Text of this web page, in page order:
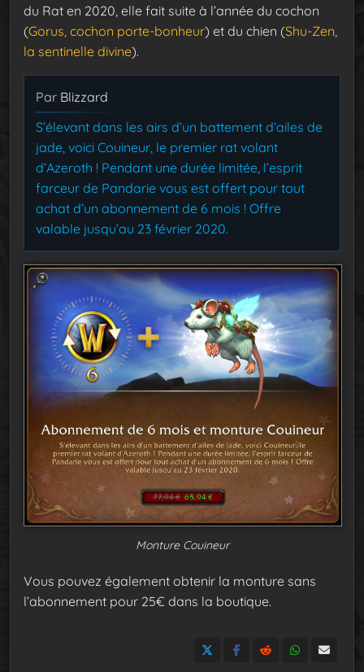
du Rat en 2020, elle fait suite à l’année du cochon
(Gorus, cochon porte-bonheur) et du chien (Shu-Zen,
la sentinelle divine).
Par Blizzard
S’élevant dans les airs d’un battement d’ailes de
jade, voici Couineur, le premier rat volant
d’Azeroth ! Pendant une durée limitée, l’esprit
farceur de Pandarie vous est offert pour tout
achat d’un abonnement de 6 mois ! Offre
valable jusqu’au 23 février 2020.
Monture Couineur
Vous pouvez également obtenir la monture sans
l’abonnement pour 25€ dans la boutique.